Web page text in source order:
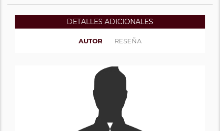
DETALLES ADICIONALES
AUTOR RESEÑA